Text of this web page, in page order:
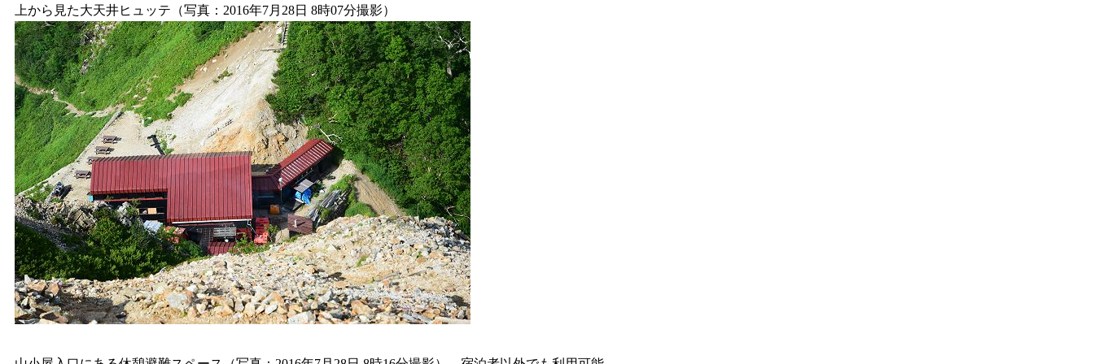
上から見た大天井ヒュッテ（写真：2016年7月28日 8時07分撮影）